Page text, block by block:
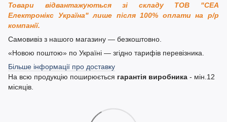
Товари відвантажуються зі складу ТОВ "СЕА
Електронікс Україна" лише після 100% оплати на р/р
компанії.
Самовивіз з нашого магазину — безкоштовно.
«Новою поштою» по Україні — згідно тарифів перевізника.
Більше інформації про доставку
На всю продукцію поширюється гарантія виробника - мін.12
місяців.